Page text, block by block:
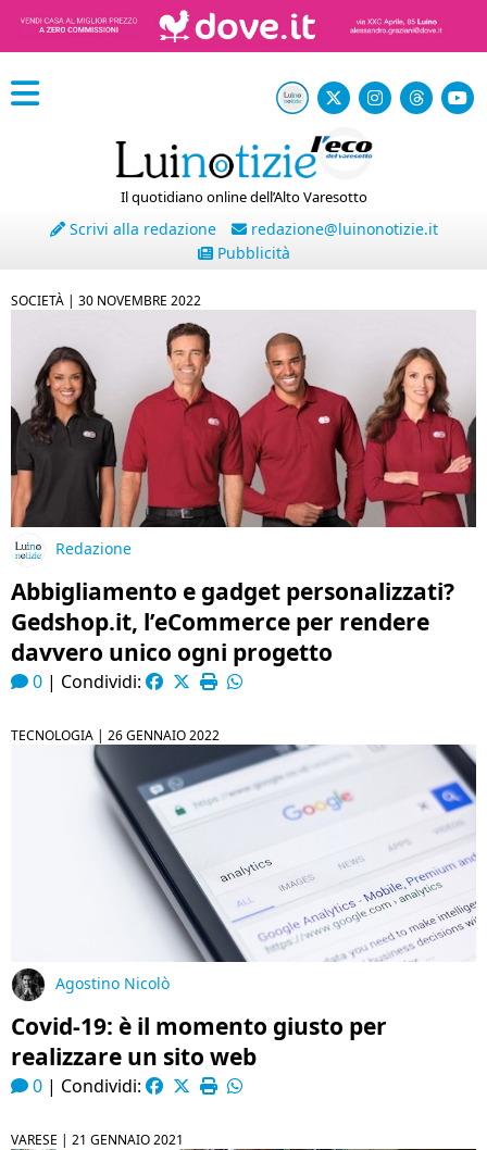
Il quotidiano online dell’Alto Varesotto
Scrivi alla redazione
redazione@luinonotizie.it
Pubblicità
SOCIETÀ | 30 NOVEMBRE 2022
Redazione
Abbigliamento e gadget personalizzati?
Gedshop.it, l’eCommerce per rendere
davvero unico ogni progetto
0 | Condividi:
TECNOLOGIA | 26 GENNAIO 2022
Agostino Nicolò
Covid-19: è il momento giusto per
realizzare un sito web
0 | Condividi:
VARESE | 21 GENNAIO 2021